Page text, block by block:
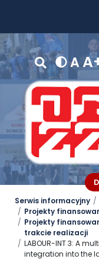
A
Serwis informacyjny
Projekty
Projekty
trakcie realizacji
LABOUR-INT 3: A
integration into the